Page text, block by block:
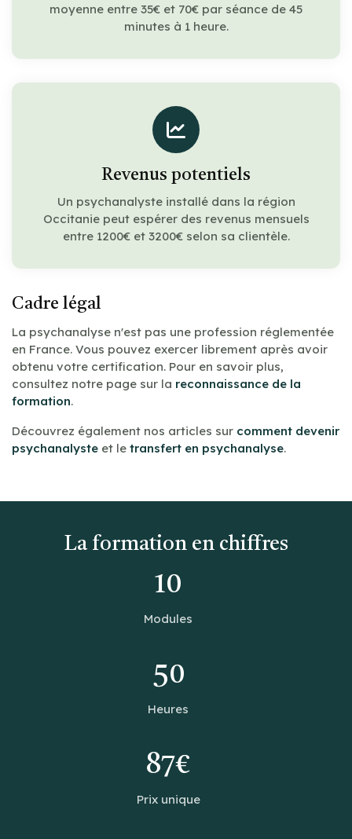
moyenne entre 35€ et 70€ par séance de 45
minutes à 1 heure.
Revenus potentiels
Un psychanalyste installé dans la région
Occitanie peut espérer des revenus mensuels
entre 1200€ et 3200€ selon sa clientèle.
Cadre légal
La psychanalyse n'est pas une profession réglementée
en France. Vous pouvez exercer librement après avoir
obtenu votre certification. Pour en savoir plus,
consultez notre page sur la reconnaissance de la
formation.
Découvrez également nos articles sur comment devenir
psychanalyste et le transfert en psychanalyse.
La formation en chiffres
10
Modules
50
Heures
87€
Prix unique